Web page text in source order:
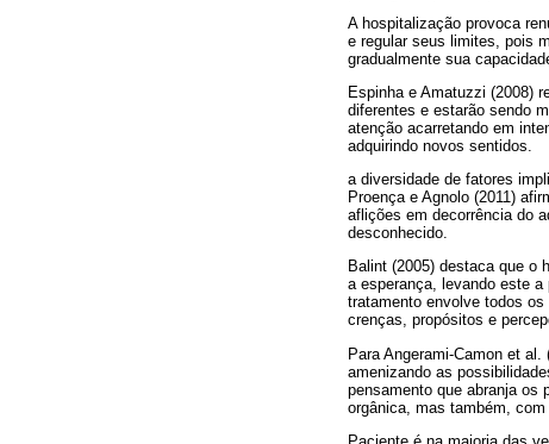
A hospitalização provoca
e regular seus limites, pois
gradualmente sua
Espinha e Amatuzzi (2008)
diferentes e estarão sendo
atenção acarretando em
adquirindo novos sentidos.
a diversidade de fatores
Proença e Agnolo (2011)
aflições em decorrência do
desconhecido.
Balint (2005) destaca que o
a esperança, levando este
tratamento envolve todos
crenças, propósitos e
Para Angerami-Camon et
amenizando as
pensamento que abranja os
orgânica, mas também, com